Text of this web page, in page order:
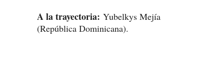
A la trayectoria: Yubelkys Mejía
(República Dominicana).